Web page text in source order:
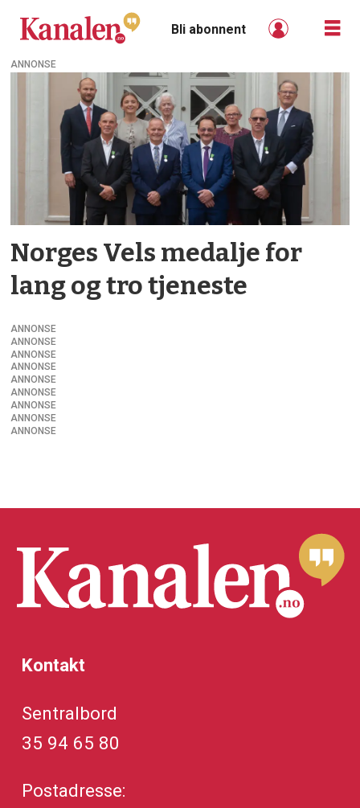
Bli abonnent
norges
medalje
ANNONSE
Norges Vels medalje for
lang og tro tjeneste
ANNONSE
ANNONSE
ANNONSE
ANNONSE
ANNONSE
ANNONSE
ANNONSE
ANNONSE
ANNONSE
Kontakt
Sentralbord
35 94 65 80
Postadresse: